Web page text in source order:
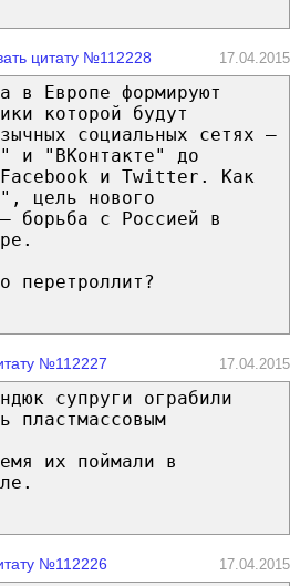
цитату №112228 17.04.2015
в Европе формируют
которой будут
социальных сетях —
и "ВКонтакте" до
Facebook и Twitter. Как
цель нового
борьба с Россией в
перетроллит?
№112227 17.04.2015
супруги ограбили
пластмассовым
их поймали в
№112226 17.04.2015